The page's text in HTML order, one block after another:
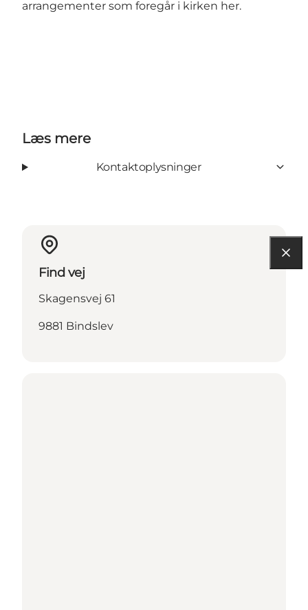
arrangementer som foregår i kirken her.
Læs mere
Kontaktoplysninger
Find vej
Skagensvej 61
9881 Bindslev